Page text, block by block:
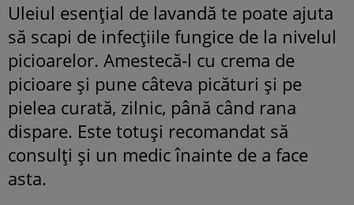
Uleiul esențial de lavandă te poate ajuta
să scapi de infecțiile fungice de la nivelul
picioarelor. Amestecă-l cu crema de
picioare și pune câteva picături și pe
pielea curată, zilnic, până când rana
dispare. Este totuși recomandat să
consulți și un medic înainte de a face
asta.